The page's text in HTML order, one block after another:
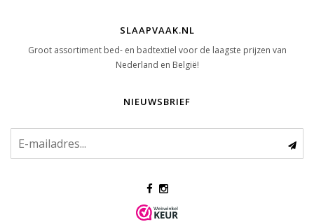
SLAAPVAAK.NL
Groot assortiment bed- en badtextiel voor de laagste prijzen van
Nederland en België!
NIEUWSBRIEF